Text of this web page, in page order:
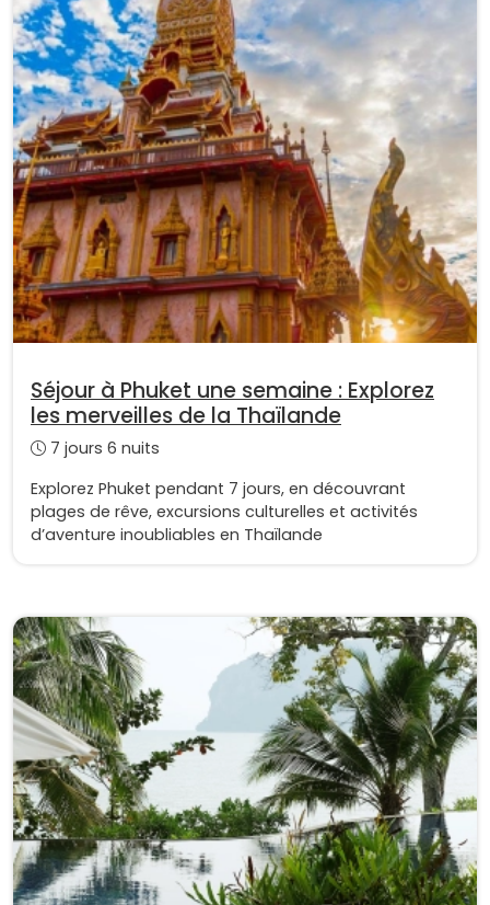
Séjour à Phuket une semaine : Explorez
les merveilles de la Thaïlande
7 jours 6 nuits
Explorez Phuket pendant 7 jours, en découvrant
plages de rêve, excursions culturelles et activités
d’aventure inoubliables en Thaïlande